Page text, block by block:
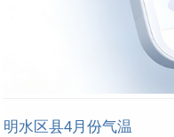
明水区县4月份气温